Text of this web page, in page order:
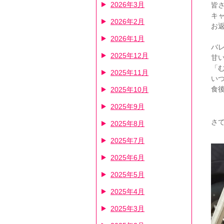
2026年3月
2026年2月
2026年1月
2025年12月
2025年11月
2025年10月
2025年9月
2025年8月
2025年7月
2025年6月
2025年5月
2025年4月
2025年3月
皆
キ
お
バ
甘
「
い
食
さ